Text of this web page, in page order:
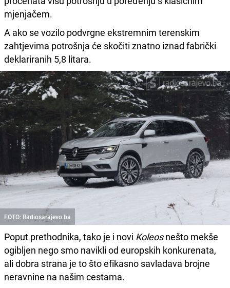
mjenjačem.
A ako se vozilo podvrgne ekstremnim terenskim
zahtjevima potrošnja će skočiti znatno iznad fabrički
deklariranih 5,8 litara.
FOTO: Radiosarajevo.ba
Poput prethodnika, tako je i novi Koleosnešto mekše
ogibljen nego smo navikli od europskih konkurenata,
ali dobra strana je to što efikasno savladava brojne
neravnine na našim cestama.